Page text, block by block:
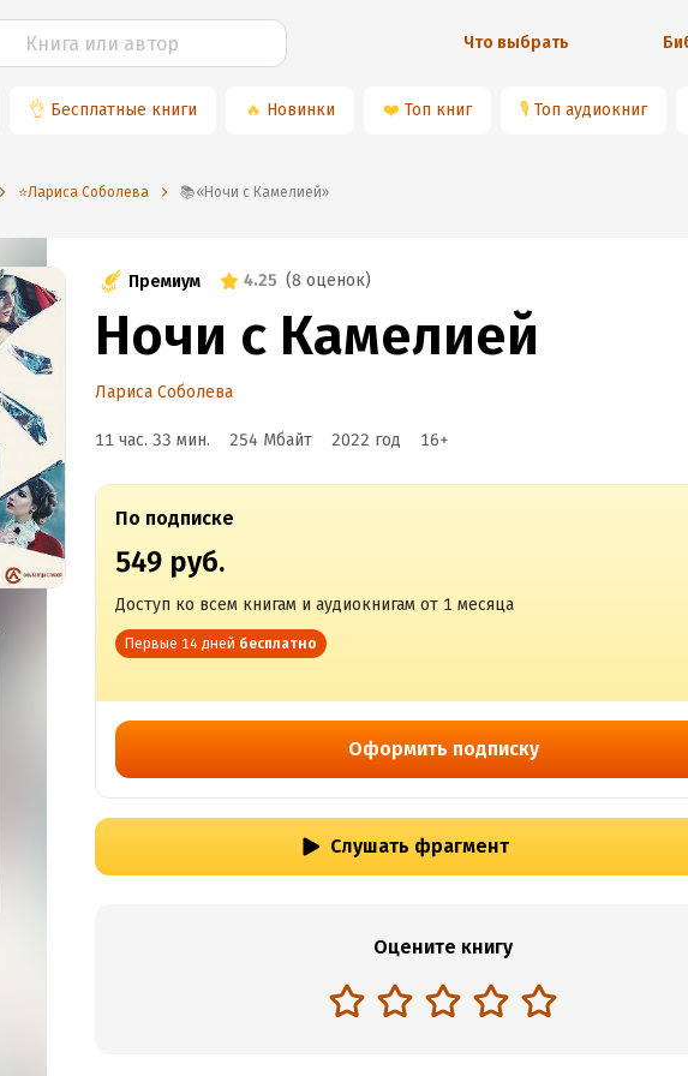
Что выбрать
👌 Бесплатные книги 🔥 Новинки ❤️ Топ книг 🎙 Топ аудиокниг
⭐️Лариса Соболева 📚«Ночи с Камелией»
Премиум 4.25 (8 оценок)
Ночи с Камелией
Лариса Соболева
11 час. 33 мин. 254 Мбайт 2022 год 16+
По подписке
549 руб.
Доступ ко всем книгам и аудиокнигам от 1 месяца
Первые 14 дней бесплатно
Оформить подписку
Слушать фрагмент
Оцените книгу